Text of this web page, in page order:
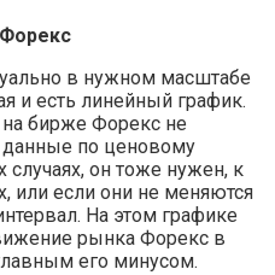
в нужном масштабе
и есть линейный график.
бирже Форекс не
по ценовому
он тоже нужен, к
или если они не меняются
На этом графике
рынка Форекс в
его минусом.